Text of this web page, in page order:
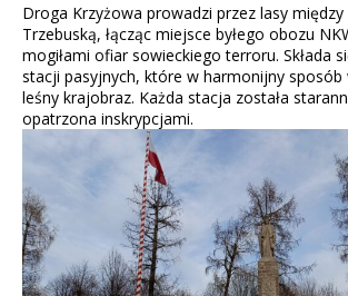
Droga Krzyżowa prowadzi przez lasy między
Trzebuską, łącząc miejsce byłego obozu
mogiłami ofiar sowieckiego terroru. Składa
stacji pasyjnych, które w harmonijny sposób
leśny krajobraz. Każda stacja została
opatrzona inskrypcjami.